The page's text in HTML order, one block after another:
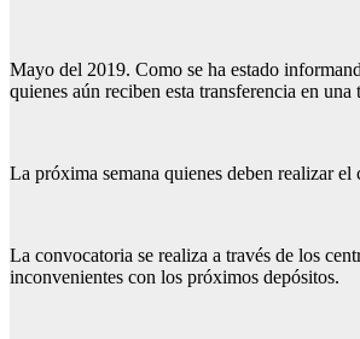
Mayo del 2019. Como se ha estado
quienes aún reciben esta transferencia en
La próxima semana quienes deben realizar
La convocatoria se realiza a través de los
inconvenientes con los próximos depósitos.